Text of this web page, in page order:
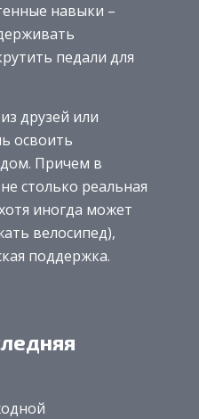
навыки –
педали для
друзей или
освоить
Причем в
столько реальная
иногда может
велосипед),
поддержка.